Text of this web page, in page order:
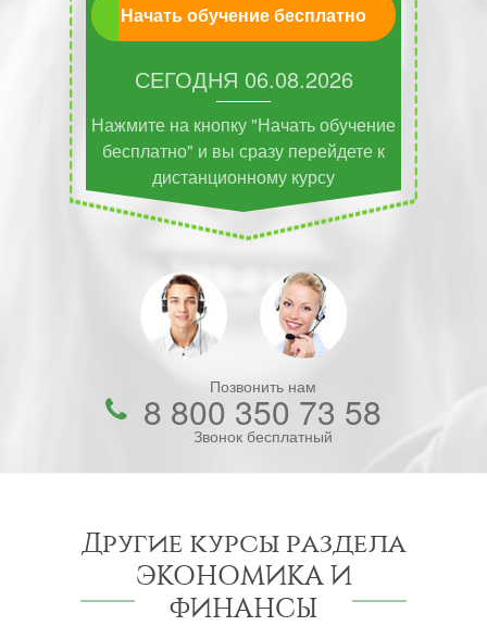
Начать обучение бесплатно
СЕГОДНЯ 06.08.2026
Нажмите на кнопку "Начать обучение
бесплатно" и вы сразу перейдете к
дистанционному курсу
Позвонить нам
8 800 350 73 58
Звонок бесплатный
Другие курсы раздела
ЭКОНОМИКА И
ФИНАНСЫ